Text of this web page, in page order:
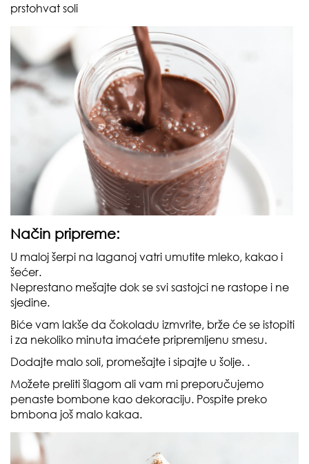
prstohvat soli
Način pripreme:
U maloj šerpi na laganoj vatri umutite mleko, kakao i
šećer.
Neprestano mešajte dok se svi sastojci ne rastope i ne
sjedine.
Biće vam lakše da čokoladu izmvrite, brže će se istopiti
i za nekoliko minuta imaćete pripremljenu smesu.
Dodajte malo soli, promešajte i sipajte u šolje. .
Možete preliti šlagom ali vam mi preporučujemo
penaste bombone kao dekoraciju. Pospite preko
bmbona još malo kakaa.